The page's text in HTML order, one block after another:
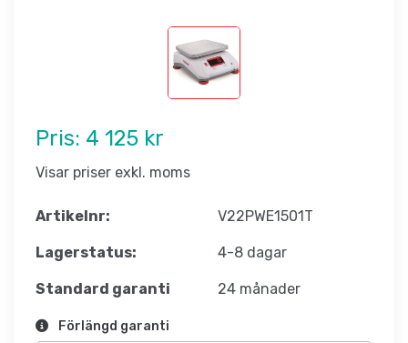
Pris: 4 125 kr
Visar priser exkl. moms
Artikelnr: V22PWE1501T
Lagerstatus: 4-8 dagar
Standard garanti 24 månader
Förlängd garanti